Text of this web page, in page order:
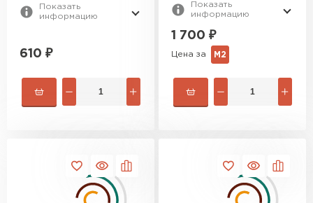
1183
ПОЛЕЗНАЯ ШИРИНА, ММ:
ВЕС, КГ:
Показать
информацию
610 ₽
Показать
информацию
1 700 ₽
Цена за М2